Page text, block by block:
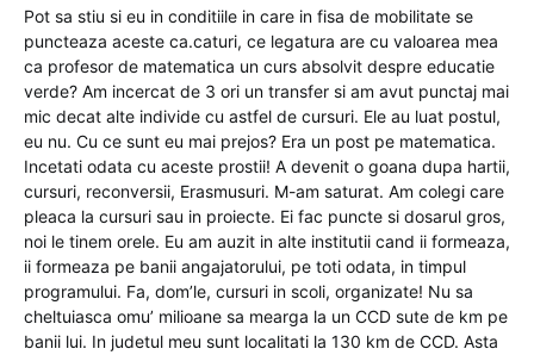
Pot sa stiu si eu in conditiile in care in fisa de mobilitate se
puncteaza aceste ca.caturi, ce legatura are cu valoarea mea
ca profesor de matematica un curs absolvit despre educatie
verde? Am incercat de 3 ori un transfer si am avut punctaj mai
mic decat alte individe cu astfel de cursuri. Ele au luat postul,
eu nu. Cu ce sunt eu mai prejos? Era un post pe matematica.
Incetati odata cu aceste prostii! A devenit o goana dupa hartii,
cursuri, reconversii, Erasmusuri. M-am saturat. Am colegi care
pleaca la cursuri sau in proiecte. Ei fac puncte si dosarul gros,
noi le tinem orele. Eu am auzit in alte institutii cand ii formeaza,
ii formeaza pe banii angajatorului, pe toti odata, in timpul
programului. Fa, dom’le, cursuri in scoli, organizate! Nu sa
cheltuiasca omu’ milioane sa mearga la un CCD sute de km pe
banii lui. In judetul meu sunt localitati la 130 km de CCD. Asta